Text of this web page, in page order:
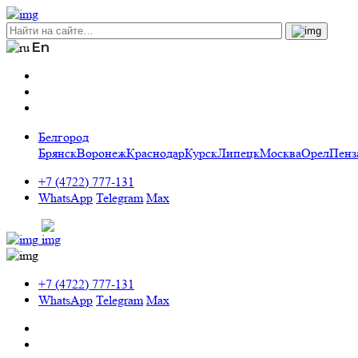
Белгород
БрянскВоронежКраснодарКурскЛипецкМоскваОрел
+7 (4722) 777-131
WhatsApp Telegram Max
+7 (4722) 777-131
WhatsApp Telegram Max